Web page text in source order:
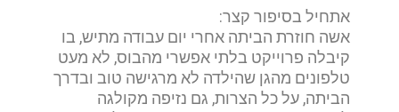
אתחיל בסיפור קצר:
אשה חוזרת הביתה אחרי יום עבודה מתיש, בו
קיבלה פרוייקט בלתי אפשרי מהבוס, לא מעט
טלפונים מהגן שהילדה לא מרגישה טוב ובדרך
הביתה, על כל הצרות, גם נזיפה מקולגה